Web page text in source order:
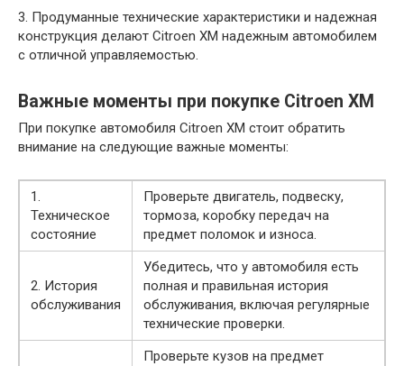
3. Продуманные технические характеристики и надежная
конструкция делают Citroen XM надежным автомобилем
с отличной управляемостью.
Важные моменты при покупке Citroen XM
При покупке автомобиля Citroen XM стоит обратить
внимание на следующие важные моменты:
1.
Техническое
состояние
Проверьте двигатель, подвеску,
тормоза, коробку передач на
предмет поломок и износа.
2. История
обслуживания
Убедитесь, что у автомобиля есть
полная и правильная история
обслуживания, включая регулярные
технические проверки.
Проверьте кузов на предмет